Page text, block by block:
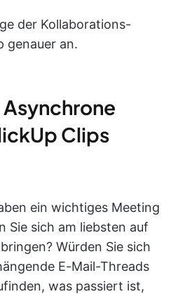
der Kollaborations-
genauer an.
Asynchrone
Clips
ein wichtiges Meeting
Sie sich am liebsten auf
Würden Sie sich
E-Mail-Threads
was passiert ist,